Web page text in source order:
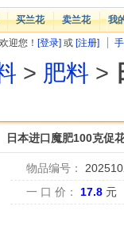
买兰花 卖兰花 我
迎您！ [登录] 或 [注册]
> 肥料 >
日本进口魔肥100克促
物品编号：
一 口 价：
17.8 元